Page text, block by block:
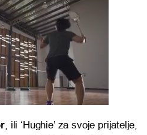
, ili ‘Hughie’ za svoje prijatelje,